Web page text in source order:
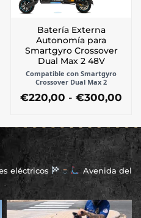
Batería Externa
Autonomía para
Smartgyro Crossover
Dual Max 2 48V
Compatible con Smartgyro
Crossover Dual Max 2
€220,00 - €300,00
tiene
múltiples
variantes.
Las
opciones
se
pueden
eléctricos
Avenida del